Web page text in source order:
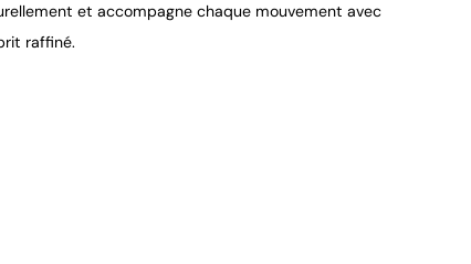
et accompagne chaque mouvement avec
raffiné.